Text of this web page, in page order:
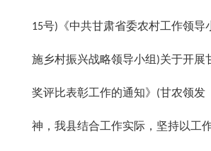
15号) 《中共甘肃省委农村工作领导
施乡村振兴战略领导小组 )关于开展
奖评比表彰工作的通知》 (甘农领发
神，我县结合工作实际，坚持以工